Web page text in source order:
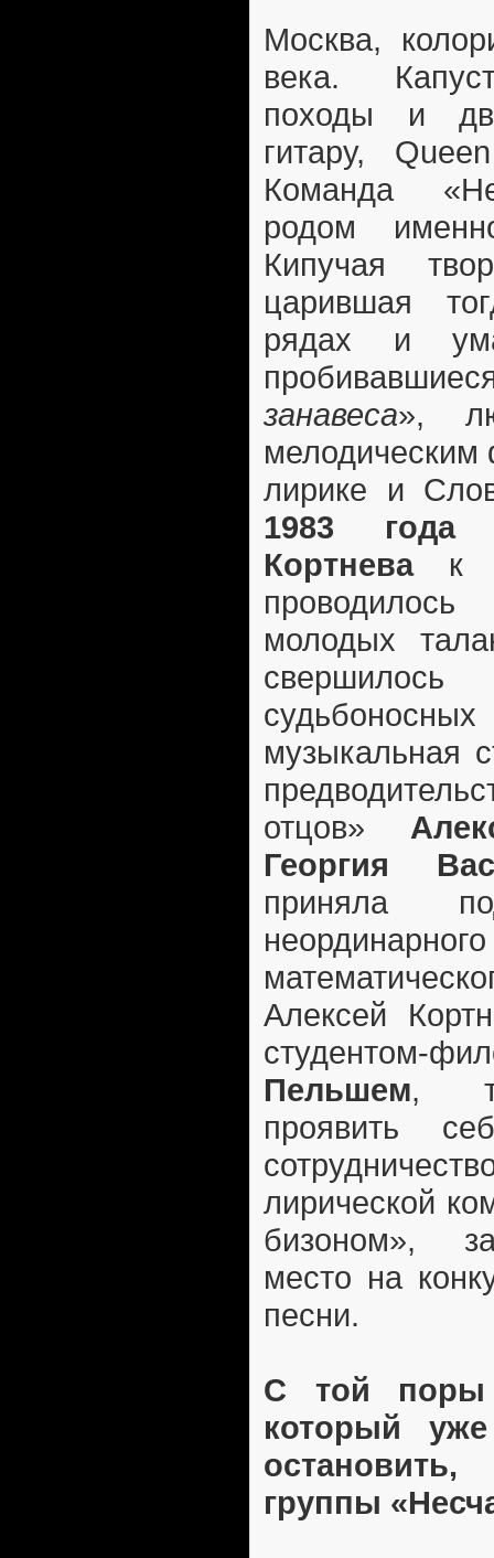
Москва,
века.
походы и
гитару,
Команда
родом
Кипучая
царившая
рядах и
занавеса»,
мелодическим
лирике и
1983 года
Кортневак
молодых
музыкальная
отцов»
Георгия
приняла
Алексей
студентом-
Пельшем,
проявить
лирической
бизоном»,
место на
песни.
С той поры
который
группы